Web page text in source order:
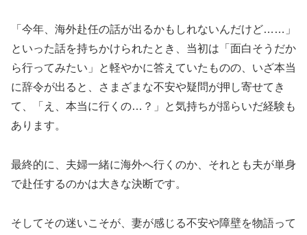
「今年、海外赴任の話が出るかもしれないんだけど……」
といった話を持ちかけられたとき、当初は「面白そうだか
ら行ってみたい」と軽やかに答えていたものの、いざ本当
に辞令が出ると、さまざまな不安や疑問が押し寄せてき
て、「え、本当に行くの…？」と気持ちが揺らいだ経験も
あります。
最終的に、夫婦一緒に海外へ行くのか、それとも夫が単身
で赴任するのかは大きな決断です。
そしてその迷いこそが、妻が感じる不安や障壁を物語って